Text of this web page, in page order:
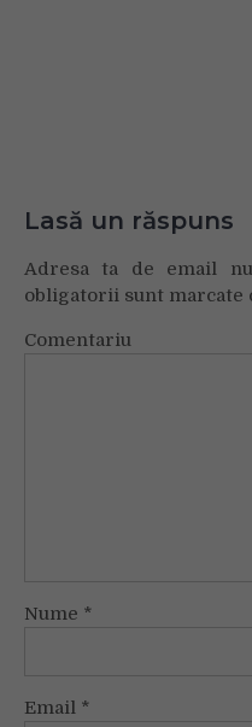
Lasă un răspuns
Adresa ta de email
obligatorii sunt marcate
Comentariu
Nume *
Email *